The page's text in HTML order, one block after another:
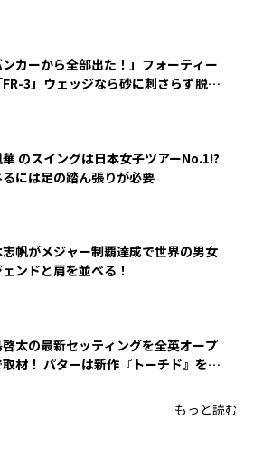
ンカーから全部出た！」フォーティー
FR-3」ウェッジなら砂に刺さらず脱出
のスイングは日本女子ツアーNo.1!?
るには足の踏ん張りが必要
帆がメジャー制覇達成で世界の男女
ェンドと肩を並べる！
啓太の最新セッティングを全英オープ
取材！ パターは新作『トーチド』を投
もっと読む